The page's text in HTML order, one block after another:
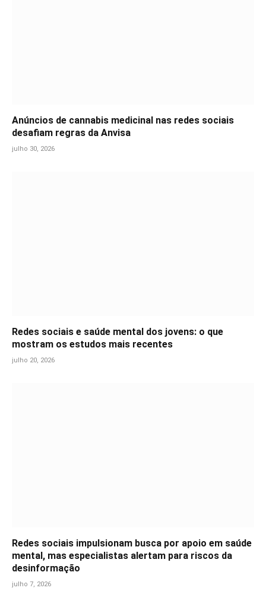
Anúncios de cannabis medicinal nas redes sociais
desafiam regras da Anvisa
julho 30, 2026
Redes sociais e saúde mental dos jovens: o que
mostram os estudos mais recentes
julho 20, 2026
Redes sociais impulsionam busca por apoio em saúde
mental, mas especialistas alertam para riscos da
desinformação
julho 7, 2026